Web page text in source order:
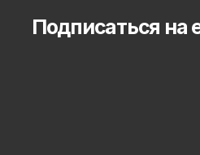
Подписаться на